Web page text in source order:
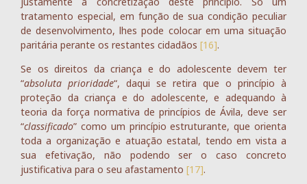
tratamento especial, em função de sua condição peculiar
de desenvolvimento, lhes pode colocar em uma situação
paritária perante os restantes cidadãos [16].
Se os direitos da criança e do adolescente devem ter
“absoluta prioridade“, daqui se retira que o princípio à
proteção da criança e do adolescente, e adequando à
teoria da força normativa de princípios de Ávila, deve ser
“classificado” como um princípio estruturante, que orienta
toda a organização e atuação estatal, tendo em vista a
sua efetivação, não podendo ser o caso concreto
justificativa para o seu afastamento [17].